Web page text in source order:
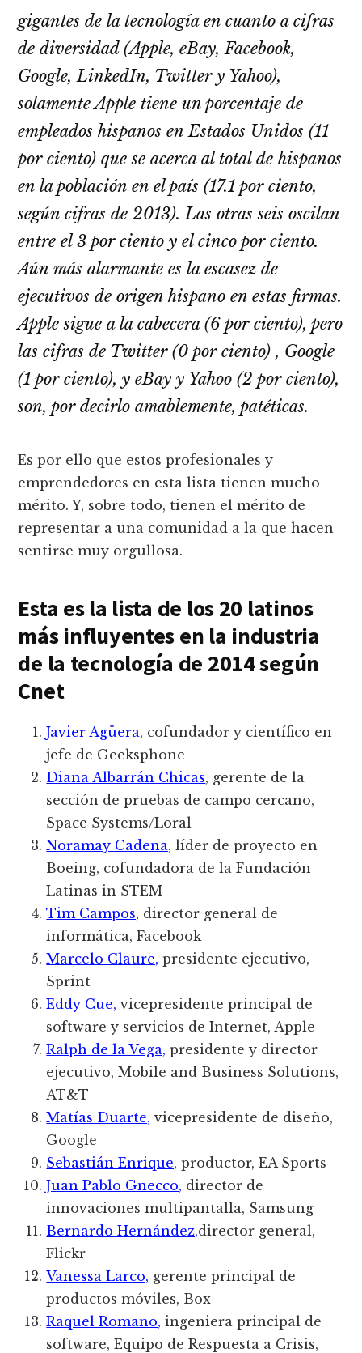
gigantes de la tecnología en cuanto a cifras
de diversidad (Apple, eBay, Facebook,
Google, LinkedIn, Twitter y Yahoo),
solamente Apple tiene un porcentaje de
empleados hispanos en Estados Unidos (11
por ciento) que se acerca al total de hispanos
en la población en el país (17.1 por ciento,
según cifras de 2013). Las otras seis oscilan
entre el 3 por ciento y el cinco por ciento.
Aún más alarmante es la escasez de
ejecutivos de origen hispano en estas firmas.
Apple sigue a la cabecera (6 por ciento), pero
las cifras de Twitter (0 por ciento) , Google
(1 por ciento), y eBay y Yahoo (2 por ciento),
son, por decirlo amablemente, patéticas.
Es por ello que estos profesionales y
emprendedores en esta lista tienen mucho
mérito. Y, sobre todo, tienen el mérito de
representar a una comunidad a la que hacen
sentirse muy orgullosa.
Esta es la lista de los 20 latinos
más influyentes en la industria
de la tecnología de 2014 según
Cnet
Javier Agüera, cofundador y científico en
jefe de Geeksphone
Diana Albarrán Chicas, gerente de la
sección de pruebas de campo cercano,
Space Systems/Loral
Noramay Cadena, líder de proyecto en
Boeing, cofundadora de la Fundación
Latinas in STEM
Tim Campos, director general de
informática, Facebook
Marcelo Claure, presidente ejecutivo,
Sprint
Eddy Cue, vicepresidente principal de
software y servicios de Internet, Apple
Ralph de la Vega, presidente y director
ejecutivo, Mobile and Business Solutions,
AT&T
Matías Duarte, vicepresidente de diseño,
Google
Sebastián Enrique, productor, EA Sports
Juan Pablo Gnecco, director de
innovaciones multipantalla, Samsung
Bernardo Hernández,director general,
Flickr
Vanessa Larco, gerente principal de
productos móviles, Box
Raquel Romano, ingeniera principal de
software, Equipo de Respuesta a Crisis,